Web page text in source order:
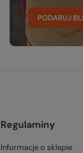
Regulaminy
Informacje o sklepie